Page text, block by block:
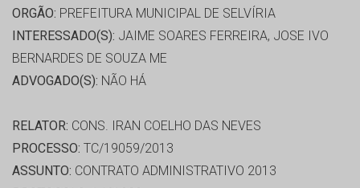
ORGÃO: PREFEITURA MUNICIPAL DE SELVÍRIA
INTERESSADO(S): JAIME SOARES FERREIRA, JOSE IVO
BERNARDES DE SOUZA ME
ADVOGADO(S): NÃO HÁ
RELATOR: CONS. IRAN COELHO DAS NEVES
PROCESSO: TC/19059/2013
ASSUNTO: CONTRATO ADMINISTRATIVO 2013